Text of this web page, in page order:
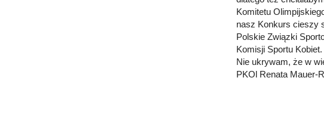
Komitetu
nasz Konkurs cieszy
Polskie Związki
Komisji Sportu
Nie ukrywam, że w
PKOl Renata Mauer-